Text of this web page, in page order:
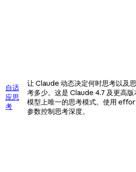
自适
应思
考
让 Claude 动态决定何时思考以及思
考多少。这是 Claude 4.7 及更高版
模型上唯一的思考模式。使用
参数控制思考深度。